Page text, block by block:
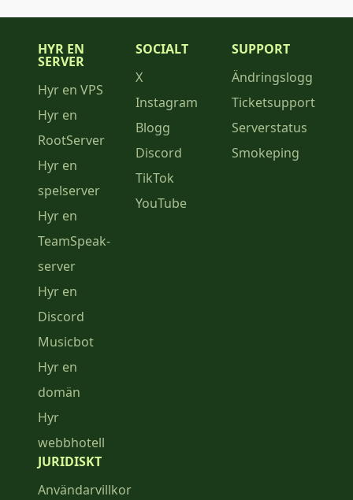
HYR EN
SERVER
Hyr en VPS
Hyr en
RootServer
Hyr en
spelserver
Hyr en
TeamSpeak-
server
Hyr en
Discord
Musicbot
Hyr en
domän
Hyr
webbhotell
SOCIALT
X
Instagram
Blogg
Discord
TikTok
YouTube
SUPPORT
Ändringslogg
Ticketsupport
Serverstatus
Smokeping
JURIDISKT
Användarvillkor